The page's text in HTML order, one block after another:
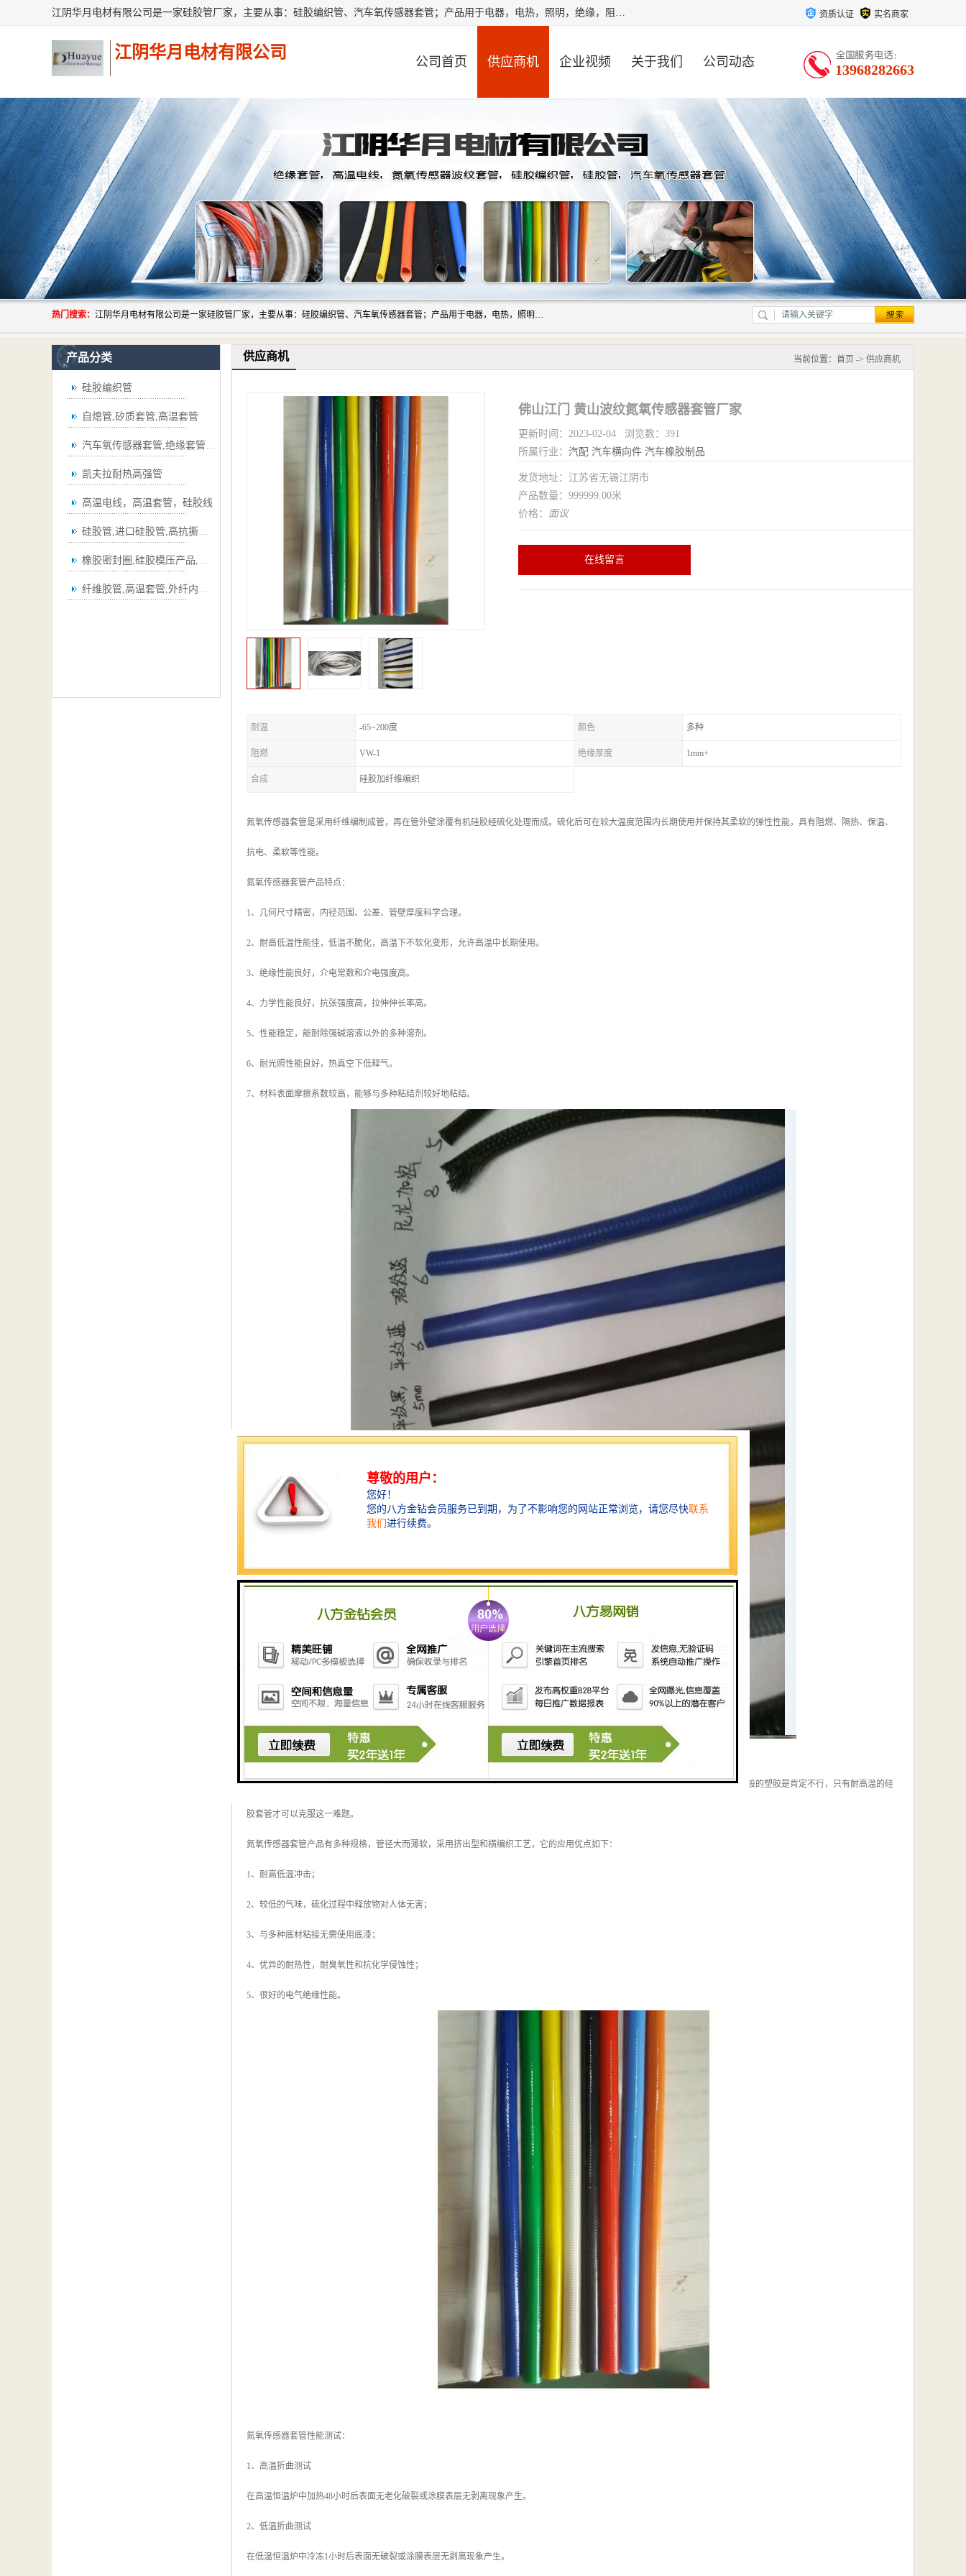
江阴华月电材有限公司是一家硅胶管厂家，主要从事：硅胶编织管、汽车氧传感器套管；产品用于电器，电热，照明，绝缘，阻燃，耐电压，耐热耐高温产品！其中汽车点火线套管，汽车氧传感器套管，波纹套管，平纹套管，外胶内纤套管，波纹橡胶管，多般用于汽车内束线，绝缘，耐高温阻燃，保护等作用。本公司秉承“顾客至上,锐意进取”的经营理念,原则为广大客户提供服务。欢迎广大客户惠顾！ 资质认证 实名商家
江阴华月电材有限公司 公司首页 供应商机 企业视频 关于我们 公司动态 13968282663
热门搜索： 江阴华月电材有限公司是一家硅胶管厂家，主要从事：硅胶编织管、汽车氧传感器套管；产品用于电器，电热，照明，绝缘，阻燃，耐电压，耐热耐高温产品！其中汽车点火线套管，汽车氧传感器套管，波纹套管，平纹套管，外胶内纤套管，波纹橡胶管，多般用于汽车内束线，绝缘，耐高温阻燃，保护等作用。本公司秉承“顾客至上,锐意进取”的经营理念,原则为广大客户提供服务。欢迎广大客户惠顾！
产品分类
硅胶编织管
自熄管,矽质套管,高温套管
汽车氧传感器套管,绝缘套管,波纹管
凯夫拉耐热高强管
高温电线，高温套管，硅胶线
硅胶管,进口硅胶管,高抗撕硅胶管
橡胶密封圈,硅胶模压产品,弯管
纤维胶管,高温套管,外纤内胶套管,
供应商机 当前位置： 首页 -> 供应商机
佛山江门 黄山波纹氮氧传感器套管厂家
更新时间：2023-02-04 浏览数：391
所属行业： 汽配 汽车横向件 汽车橡胶制品
发货地址：江苏省无锡江阴市
产品数量：999999.00米
价格： 面议
在线留言
耐温 -65~200度 颜色 多种
阻燃 VW-1 绝缘厚度 1mm+
合成 硅胶加纤维编织
氮氧传感器套管是采用纤维编制成管，再在管外壁涂覆有机硅胶经硫化处理而成。硫化后可在较大温度范围内长期使用并保持其柔软的弹性性能，具有阻燃、隔热、保温、
抗电、柔软等性能。
氮氧传感器套管产品特点：
1、几何尺寸精密，内径范围、公差、管壁厚度科学合理。
2、耐高低温性能佳，低温不脆化，高温下不软化变形，允许高温中长期使用。
3、绝缘性能良好，介电常数和介电强度高。
4、力学性能良好，抗张强度高，拉伸伸长率高。
5、性能稳定，能耐除强碱溶液以外的多种溶剂。
6、耐光照性能良好，热真空下低释气。
7、材料表面摩擦系数较高，能够与多种粘结剂较好地粘结。
随便一辆现代化的汽车都是由许许多多的小零件组成的。其中硅胶制品就占有小部分，因为汽车行驶的过程中是要放出大量的热，一般的塑胶是肯定不行，只有耐高温的硅
胶套管才可以克服这一难题。
氮氧传感器套管产品有多种规格，管径大而薄软，采用挤出型和横编织工艺，它的应用优点如下：
1、耐高低温冲击；
2、较低的气味，硫化过程中释放物对人体无害；
3、与多种底材粘接无需使用底漆；
4、优异的耐热性，耐臭氧性和抗化学侵蚀性；
5、很好的电气绝缘性能。
氮氧传感器套管性能测试：
1、高温折曲测试
在高温恒温炉中加热48小时后表面无老化破裂或涂膜表层无剥离现象产生。
2、低温折曲测试
在低温恒温炉中冷冻1小时后表面无破裂或涂膜表层无剥离现象产生。